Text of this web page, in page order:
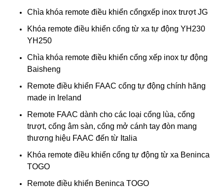
Chìa khóa remote điều khiển cổngxếp inox trượt JG
Khóa remote điều khiển cổng từ xa tự động YH230
YH250
Chìa khóa remote điều khiển cổng xếp inox tự động
Baisheng
Remote điều khiển FAAC cổng tự động chính hãng
made in Ireland
Remote FAAC dành cho các loại cổng lùa, cổng
trượt, cổng âm sàn, cổng mở cánh tay đòn mang
thương hiệu FAAC đến từ Italia
Khóa remote điều khiển cổng tự động từ xa Beninca
TOGO
Remote điều khiển Beninca TOGO